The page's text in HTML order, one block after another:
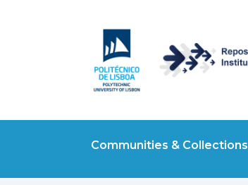
Communities & Collections